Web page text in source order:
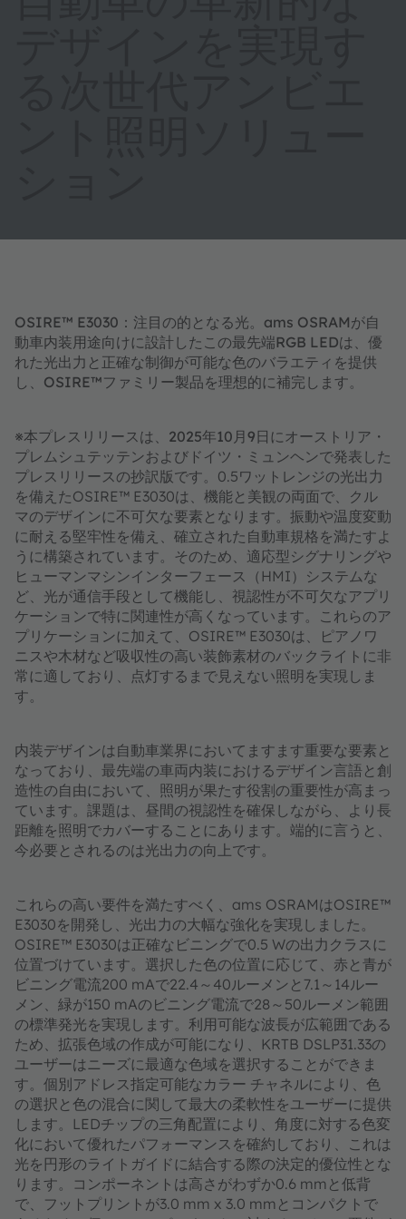
OSIRE™ E3030：注目の的となる光。ams OSRAMが自
動車内装用途向けに設計したこの最先端RGB LEDは、優
れた光出力と正確な制御が可能な色のバラエティを提供
し、OSIRE™ファミリー製品を理想的に補完します。
※本プレスリリースは、2025年10月9日にオーストリア・
プレムシュテッテンおよびドイツ・ミュンヘンで発表した
プレスリリースの抄訳版です。 0.5ワットレンジの光出力
を備えたOSIRE™ E3030は、機能と美観の両面で、クル
マのデザインに不可欠な要素となります。振動や温度変動
に耐える堅牢性を備え、確立された自動車規格を満たすよ
うに構築されています。そのため、適応型シグナリングや
ヒューマンマシンインターフェース（HMI）システムな
ど、光が通信手段として機能し、視認性が不可欠なアプリ
ケーションで特に関連性が高くなっています。これらのア
プリケーションに加えて、OSIRE™ E3030は、ピアノワ
ニスや木材など吸収性の高い装飾素材のバックライトに非
常に適しており、点灯するまで見えない照明を実現しま
す。
内装デザインは自動車業界においてますます重要な要素と
なっており、最先端の車両内装におけるデザイン言語と創
造性の自由において、照明が果たす役割の重要性が高まっ
ています。課題は、昼間の視認性を確保しながら、より長
距離を照明でカバーすることにあります。端的に言うと、
今必要とされるのは光出力の向上です。
これらの高い要件を満たすべく、ams OSRAMはOSIRE™
E3030を開発し、光出力の大幅な強化を実現しました。
OSIRE™ E3030は正確なビニングで0.5 Wの出力クラスに
位置づけています。選択した色の位置に応じて、赤と青が
ビニング電流200 mAで22.4～40ルーメンと7.1～14ルー
メン、緑が150 mAのビニング電流で28～50ルーメン範囲
の標準発光を実現します。利用可能な波長が広範囲である
ため、拡張色域の作成が可能になり、KRTB DSLP31.33の
ユーザーはニーズに最適な色域を選択することができま
す。個別アドレス指定可能なカラー チャネルにより、色
の選択と色の混合に関して最大の柔軟性をユーザーに提供
します。LEDチップの三角配置により、角度に対する色変
化において優れたパフォーマンスを確約しており、これは
光を円形のライトガイドに結合する際の決定的優位性とな
ります。コンポーネントは高さがわずか0.6 mmと低背
で、フットプリントが3.0 mm x 3.0 mmとコンパクトで